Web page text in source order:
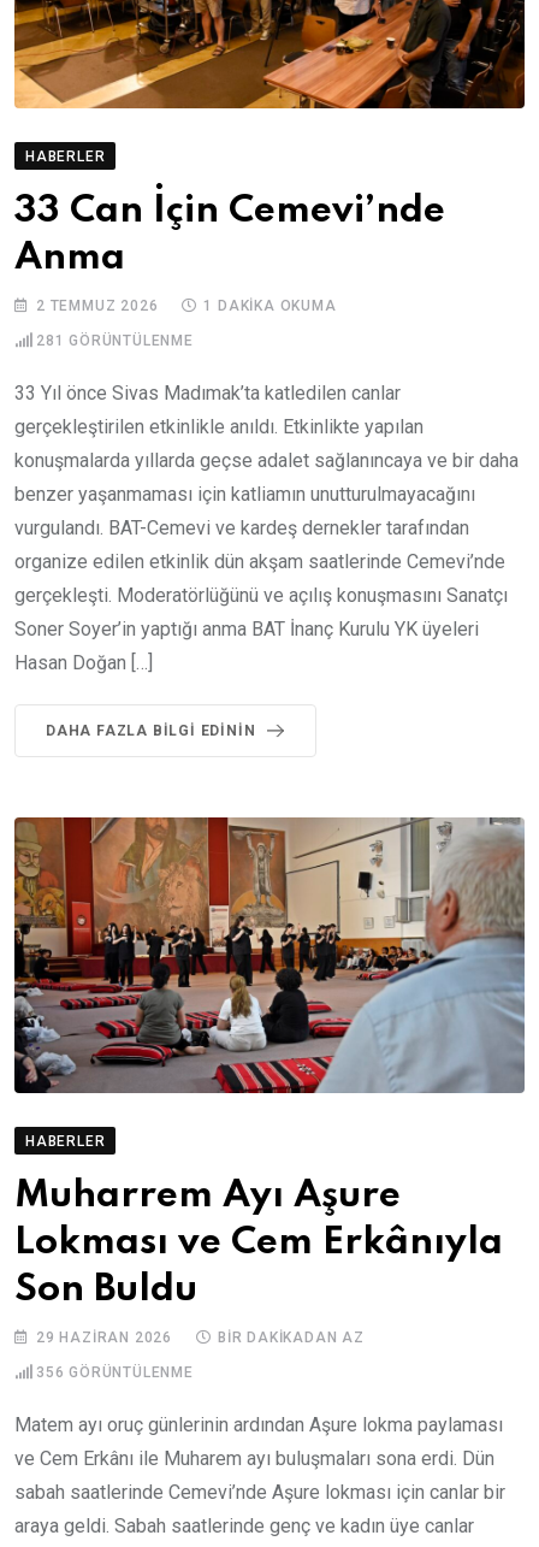
HABERLER
33 Can İçin Cemevi’nde
Anma
2 TEMMUZ 2026 1 DAKIKA OKUMA
281 GÖRÜNTÜLENME
33 Yıl önce Sivas Madımak’ta katledilen canlar
gerçekleştirilen etkinlikle anıldı. Etkinlikte yapılan
konuşmalarda yıllarda geçse adalet sağlanıncaya ve bir daha
benzer yaşanmaması için katliamın unutturulmayacağını
vurgulandı. BAT-Cemevi ve kardeş dernekler tarafından
organize edilen etkinlik dün akşam saatlerinde Cemevi’nde
gerçekleşti. Moderatörlüğünü ve açılış konuşmasını Sanatçı
Soner Soyer’in yaptığı anma BAT İnanç Kurulu YK üyeleri
Hasan Doğan […]
DAHA FAZLA BILGI EDININ
HABERLER
Muharrem Ayı Aşure
Lokması ve Cem Erkânıyla
Son Buldu
29 HAZIRAN 2026 BIR DAKIKADAN AZ
356 GÖRÜNTÜLENME
Matem ayı oruç günlerinin ardından Aşure lokma paylaması
ve Cem Erkânı ile Muharem ayı buluşmaları sona erdi. Dün
sabah saatlerinde Cemevi’nde Aşure lokması için canlar bir
araya geldi. Sabah saatlerinde genç ve kadın üye canlar